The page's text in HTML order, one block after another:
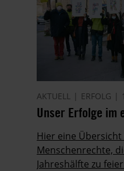
AKTUELL ERFOLG
Unser Erfolge im
Hier eine
Menschenrechte,
Jahreshälfte zu